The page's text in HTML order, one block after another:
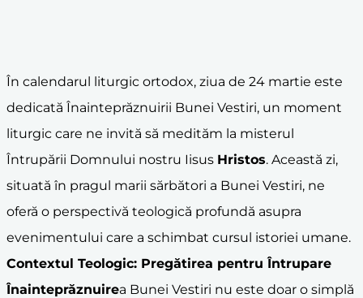
În calendarul liturgic ortodox, ziua de 24 martie este
dedicată Înainteprăznuirii Bunei Vestiri, un moment
liturgic care ne invită să medităm la misterul
Întrupării Domnului nostru Iisus Hristos. Această zi,
situată în pragul marii sărbători a Bunei Vestiri, ne
oferă o perspectivă teologică profundă asupra
evenimentului care a schimbat cursul istoriei umane.
Contextul Teologic: Pregătirea pentruÎntrupare
Înainteprăznuirea Bunei Vestiri nu este doar o simplă